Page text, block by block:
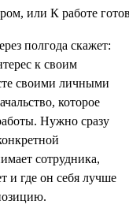
полгода скажет:
к своим
своими личными
которое
Нужно сразу
сотрудника,
и где он себя лучше